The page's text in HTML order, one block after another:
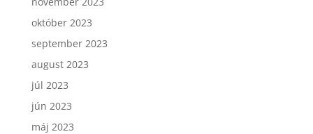
október 2023
september 2023
august 2023
júl 2023
jún 2023
máj 2023